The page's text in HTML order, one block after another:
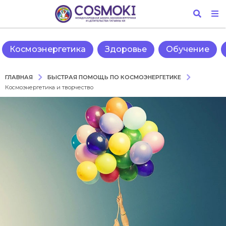
Космоэнергетика Здоровье Обучение
ГЛАВНАЯ
БЫСТРАЯ ПОМОЩЬ ПО КОСМОЭНЕРГЕТИКЕ
Космоэнергетика и творчество